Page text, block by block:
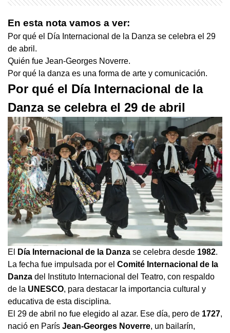
En esta nota vamos a ver:
Por qué el Día Internacional de la Danza se celebra el 29
de abril.
Quién fue Jean-Georges Noverre.
Por qué la danza es una forma de arte y comunicación.
Por qué el Día Internacional de la
Danza se celebra el 29 de abril
El Día Internacional de la Danza se celebra desde 1982.
La fecha fue impulsada por el Comité Internacional de la
Danza del Instituto Internacional del Teatro, con respaldo
de la UNESCO, para destacar la importancia cultural y
educativa de esta disciplina.
El 29 de abril no fue elegido al azar. Ese día, pero de 1727,
nació en París Jean-Georges Noverre, un bailarín,